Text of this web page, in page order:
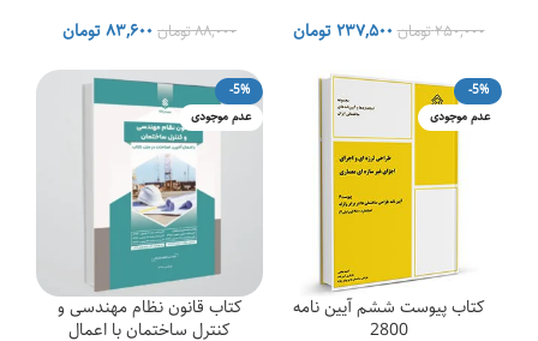
۲۵۰,۰۰۰تومانقیمت
۲۵۰,۰۰۰ تومان
۲۳۷,۵۰۰تومانقیمت
۲۳۷,۵۰۰ تومان
است.
۸۸,۰۰۰تومانقیمت
۸۸,۰۰۰ تومان
بود.
۸۳,۶۰۰تومانقیمت
-5%
عدم موجودی
کتاب پیوست ششم آیین نامه
2800
-5%
عدم موجودی
کتاب قانون نظام مهندسی و
کنترل ساختمان با اعمال